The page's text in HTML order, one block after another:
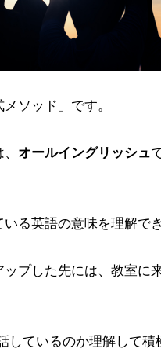
ソッド」です。
オールイングリッシュ
る英語の意味を理解で
プした先には、教室に
しているのか理解して